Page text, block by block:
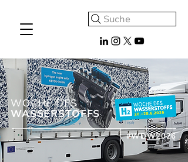
Suche
WOCHE DES
WASSERSTOFFS
#WDW2026